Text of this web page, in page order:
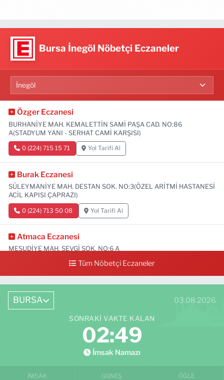
Bursa İnegöl Nöbetçi Eczaneler
Özger Eczanesi
BURHANİYE MAH. KEMALETTİN SAMİ PAŞA CAD. NO:86
A(STADYUM YANI - SERHAT CAMİ KARŞISI)
0 (224) 715 15 71 Yol Tarifi Al
Burak Eczanesi
SÜLEYMANİYE MAH. DESTAN SOK. NO:3(ÖZEL ARİTMİ HASTANESİ
ACİL KAPISI ÇAPRAZI)
0 (224) 713 50 08 Yol Tarifi Al
Atmaca Eczanesi
MESUDİYE MAH. SEVGİ SOK. NO:6 A
0 (224) 711 04 24 Yol Tarifi Al
Tüm Nöbetçi Eczaneler
BURSA 03.08.2026
SONRAKI VAKTE KALAN
02:47
İmsak Namazı
İMSAK GÜNEŞ ÖĞLE